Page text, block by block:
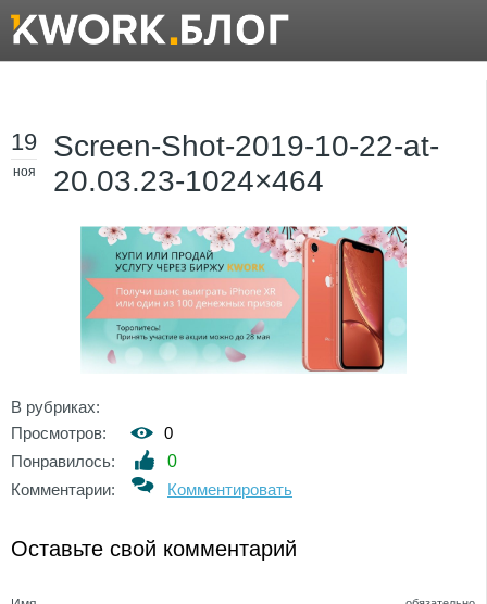
19
ноя
Screen-Shot-2019-10-22-at-
20.03.23-1024×464
В рубриках:
Просмотров:
0
Понравилось:
0
Комментарии:
Комментировать
Оставьте свой комментарий